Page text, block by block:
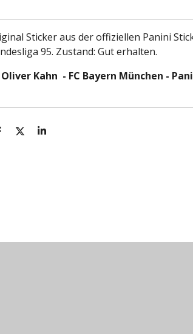
Sticker aus deroffiziellen Panini
95. Zustand: Gut erhalten.
Oliver Kahn - FC Bayern München -
T
T